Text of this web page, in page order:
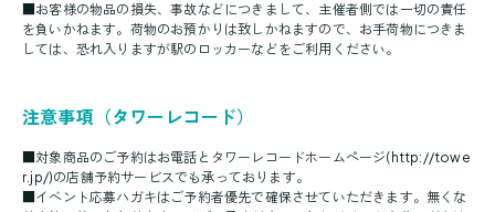
■お客様の物品の損失、事故などにつきまして、主催者側では一切の責任
を負いかねます。荷物のお預かりは致しかねますので、お手荷物につきま
しては、恐れ入りますが駅のロッカーなどをご利用ください。
注意事項（タワーレコード）
■対象商品のご予約はお電話とタワーレコードホームページ( http://towe
r.jp/)の店舗予約サービスでも承っております。
■イベント応募ハガキはご予約者優先で確保させていただきます。無くな